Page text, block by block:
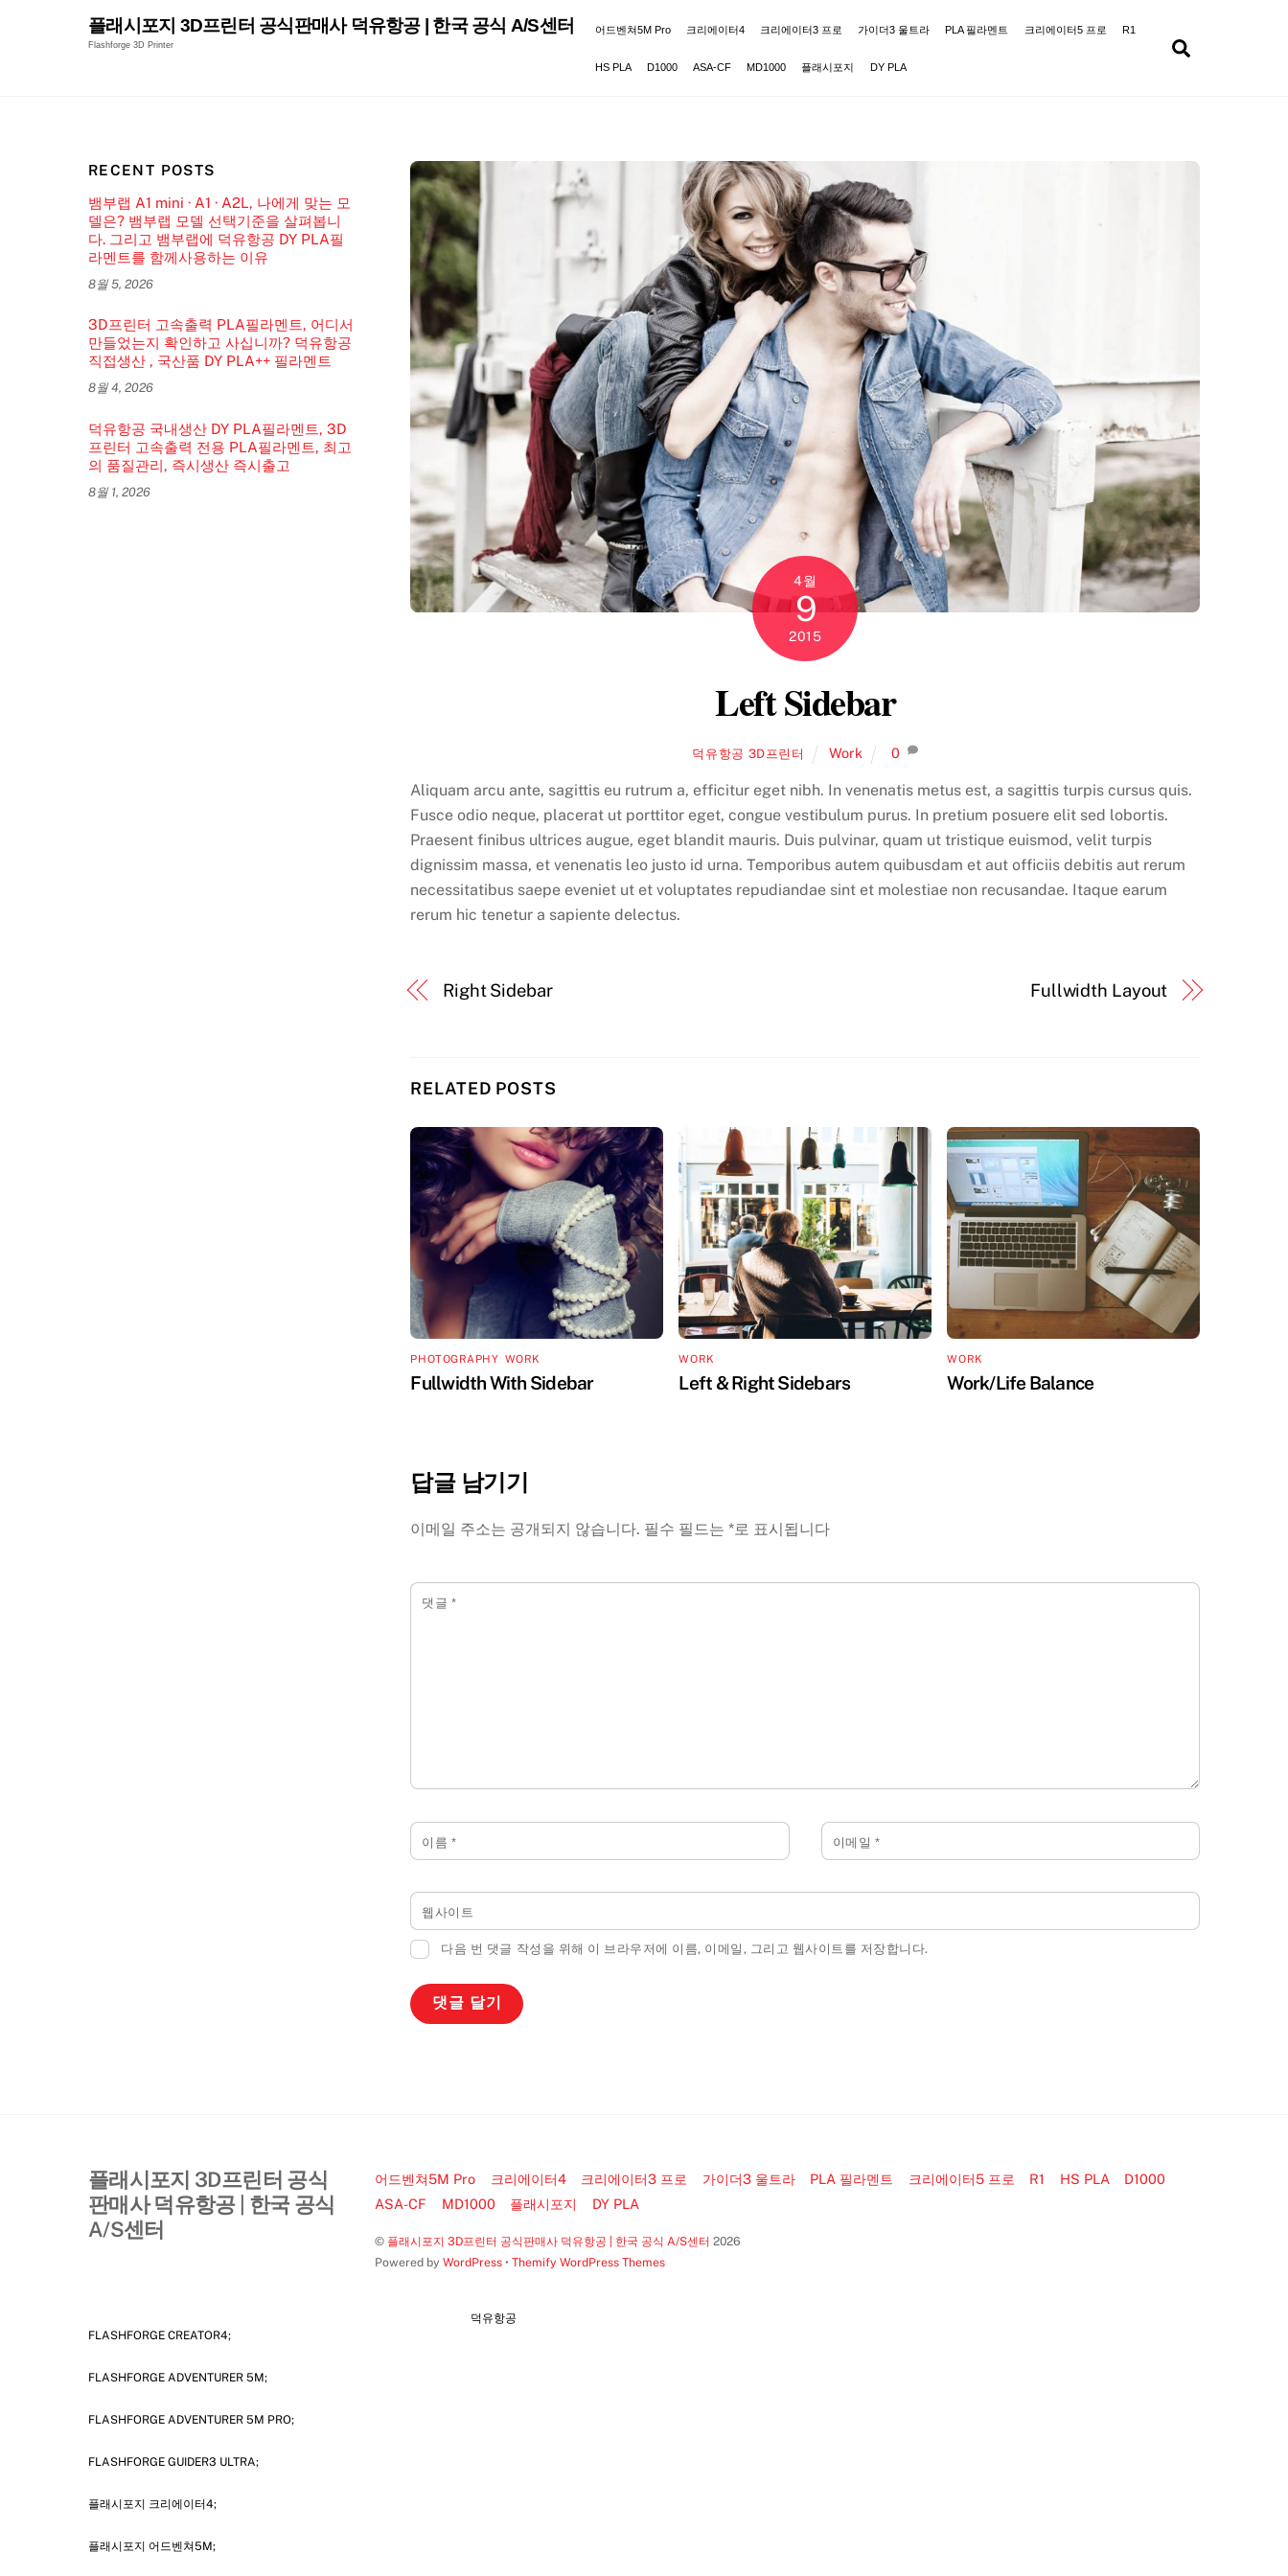
플래시포지 3D프린터 공식판매사 덕유항공 | 한국 공식 A/S센터
Flashforge 3D Printer
어드벤쳐5M Pro 크리에이터4 크리에이터3 프로 가이더3 울트라 PLA 필라멘트 크리에이터5 프로 R1
HS PLA D1000 ASA-CF MD1000 플래시포지 DY PLA
4월
9
2015
Left Sidebar
덕유항공 3D프린터 Work 0
Aliquam arcu ante, sagittis eu rutrum a, efficitur eget nibh. In venenatis metus est, a sagittis turpis cursus quis.
Fusce odio neque, placerat ut porttitor eget, congue vestibulum purus. In pretium posuere elit sed lobortis.
Praesent finibus ultrices augue, eget blandit mauris. Duis pulvinar, quam ut tristique euismod, velit turpis
dignissim massa, et venenatis leo justo id urna. Temporibus autem quibusdam et aut officiis debitis aut rerum
necessitatibus saepe eveniet ut et voluptates repudiandae sint et molestiae non recusandae. Itaque earum
rerum hic tenetur a sapiente delectus.
Right Sidebar Fullwidth Layout
RELATED POSTS
PHOTOGRAPHY, WORK
Fullwidth With Sidebar
WORK
Left & Right Sidebars
WORK
Work/Life Balance
답글 남기기
이메일 주소는 공개되지 않습니다. 필수 필드는*로 표시됩니다
댓글 *
이름 * 이메일 *
웹사이트
다음 번 댓글 작성을 위해 이 브라우저에 이름, 이메일, 그리고 웹사이트를 저장합니다.
RECENT POSTS
뱀부랩 A1 mini · A1 · A2L, 나에게 맞는 모
델은? 뱀부랩 모델 선택기준을 살펴봅니
다. 그리고 뱀부랩에 덕유항공 DY PLA필
라멘트를 함께사용하는 이유
8월 5, 2026
3D프린터 고속출력 PLA필라멘트, 어디서
만들었는지 확인하고 사십니까? 덕유항공
직접생산 , 국산품 DY PLA++ 필라멘트
8월 4, 2026
덕유항공 국내생산 DY PLA필라멘트, 3D
프린터 고속출력 전용 PLA필라멘트, 최고
의 품질관리, 즉시생산 즉시출고
8월 1, 2026
플래시포지 3D프린터 공식
판매사 덕유항공 | 한국 공식
A/S센터
어드벤쳐5M Pro 크리에이터4 크리에이터3 프로 가이더3 울트라 PLA 필라멘트 크리에이터5 프로 R1 HS PLA
D1000
ASA-CF
MD1000 플래시포지 DY PLA
© 플래시포지 3D프린터 공식판매사 덕유항공 | 한국 공식 A/S센터 2026
Powered byWordPress •Themify WordPress Themes
FLASHFORGE CREATOR4;
FLASHFORGE ADVENTURER 5M;
FLASHFORGE ADVENTURER 5M PRO;
FLASHFORGE GUIDER3 ULTRA;
플래시포지 크리에이터4;
플래시포지 어드벤쳐5M;
덕유항공